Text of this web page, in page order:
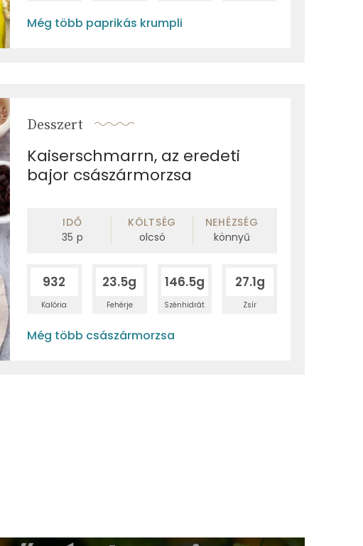
Még több paprikás krumpli
Desszert
Kaiserschmarrn, az eredeti
bajor császármorzsa
IDŐ
35 p
KÖLTSÉG
olcsó
NEHÉZSÉG
könnyű
932
Kalória
23.5g
Fehérje
146.5g
Szénhidrát
27.1g
Zsír
Még több császármorzsa